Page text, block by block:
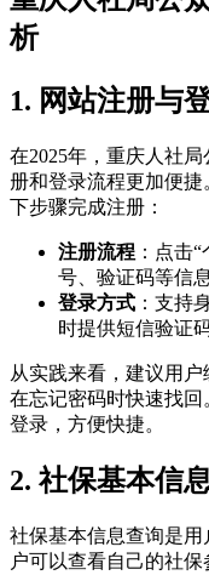
析
1. 网站注册与
在2025年，重庆人社
册和登录流程更加便
下步骤完成注册：
注册流程 ：点击
号、验证码等信
登录方式 ：支持
时提供短信验证
从实践来看，建议用
在忘记密码时快速找回
登录，方便快捷。
2. 社保基本信
社保基本信息查询是
户可以查看自己的社